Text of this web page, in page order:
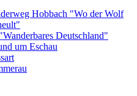
Hobbach "Wo der Wolf
Deutschland"
um Eschau